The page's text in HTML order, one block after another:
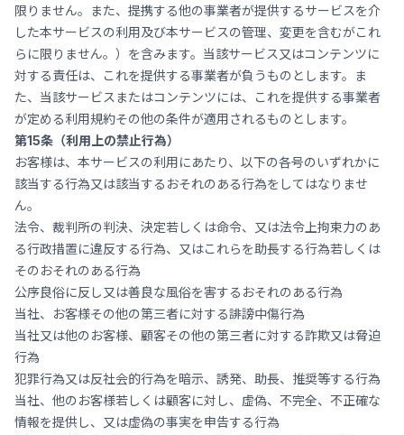
限りません。また、提携する他の事業者が提供するサービスを介
した本サービスの利用及び本サービスの管理、変更を含むがこれ
らに限りません。）を含みます。当該サービス又はコンテンツに
対する責任は、これを提供する事業者が負うものとします。ま
た、当該サービスまたはコンテンツには、これを提供する事業者
が定める利用規約その他の条件が適用されるものとします。
第15条（利用上の禁止行為）
お客様は、本サービスの利用にあたり、以下の各号のいずれかに
該当する行為又は該当するおそれのある行為をしてはなりませ
ん。
法令、裁判所の判決、決定若しくは命令、又は法令上拘束力のあ
る行政措置に違反する行為、又はこれらを助長する行為若しくは
そのおそれのある行為
公序良俗に反し又は善良な風俗を害するおそれのある行為
当社、お客様その他の第三者に対する誹謗中傷行為
当社又は他のお客様、顧客その他の第三者に対する詐欺又は脅迫
行為
犯罪行為又は反社会的行為を暗示、誘発、助長、推奨等する行為
当社、他のお客様若しくは顧客に対し、虚偽、不完全、不正確な
情報を提供し、又は虚偽の事実を申告する行為